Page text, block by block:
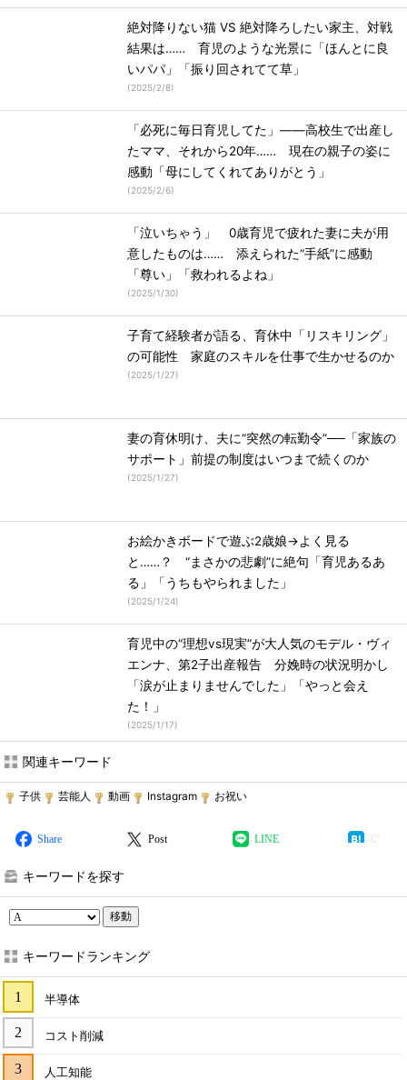
絶対降りない猫 VS 絶対降ろしたい家主、対戦
結果は…… 育児のような光景に「ほんとに良
いパパ」「振り回されてて草」
(2025/2/8)
「必死に毎日育児してた」――高校生で出産し
たママ、それから20年…… 現在の親子の姿に
感動「母にしてくれてありがとう」
(2025/2/6)
「泣いちゃう」 0歳育児で疲れた妻に夫が用
意したものは…… 添えられた“手紙”に感動
「尊い」「救われるよね」
(2025/1/30)
子育て経験者が語る、育休中「リスキリング」
の可能性 家庭のスキルを仕事で生かせるのか
(2025/1/27)
妻の育休明け、夫に“突然の転勤令”──「家族の
サポート」前提の制度はいつまで続くのか
(2025/1/27)
お絵かきボードで遊ぶ2歳娘→よく見る
と……？ “まさかの悲劇”に絶句「育児あるあ
る」「うちもやられました」
(2025/1/24)
育児中の“理想vs現実”が大人気のモデル・ヴィ
エンナ、第2子出産報告 分娩時の状況明かし
「涙が止まりませんでした」「やっと会え
た！」
(2025/1/17)
関連キーワード
子供 芸能人 動画 Instagram お祝い
Share Post LINE
キーワードを探す
移動
キーワードランキング
半導体
コスト削減
人工知能